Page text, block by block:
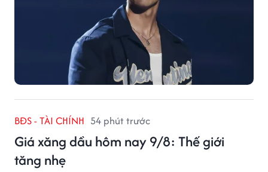
BĐS - TÀI CHÍNH 54 phút trước
Giá xăng dầu hôm nay 9/8: Thế giới
tăng nhẹ